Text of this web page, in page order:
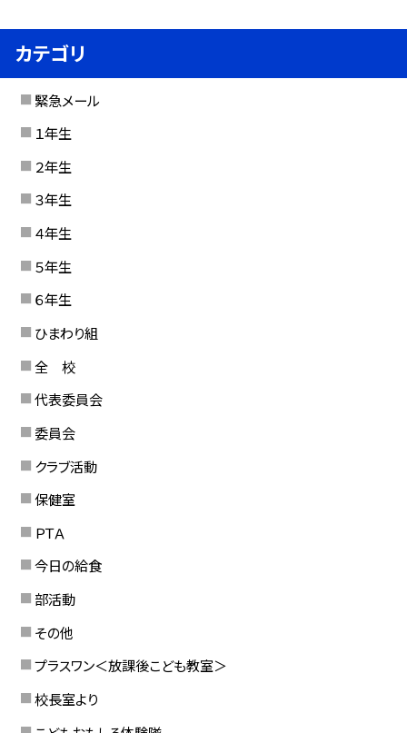
カテゴリ
緊急メール
１年生
２年生
３年生
４年生
５年生
６年生
ひまわり組
全 校
代表委員会
委員会
クラブ活動
保健室
ＰＴＡ
今日の給食
部活動
その他
プラスワン＜放課後こども教室＞
校長室より